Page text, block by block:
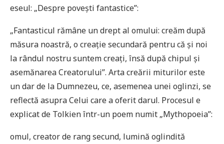
eseul: „Despre povești fantastice”:
„Fantasticul rămâne un drept al omului: creăm după
măsura noastră, o creație secundară pentru că și noi
la rândul nostru suntem creați, însă după chipul și
asemănarea Creatorului”. Arta creării miturilor este
un dar de la Dumnezeu, ce, asemenea unei oglinzi, se
reflectă asupra Celui care a oferit darul. Procesul e
explicat de Tolkien într-un poem numit „Mythopoeia”:
omul, creator de rang secund, lumină oglindită